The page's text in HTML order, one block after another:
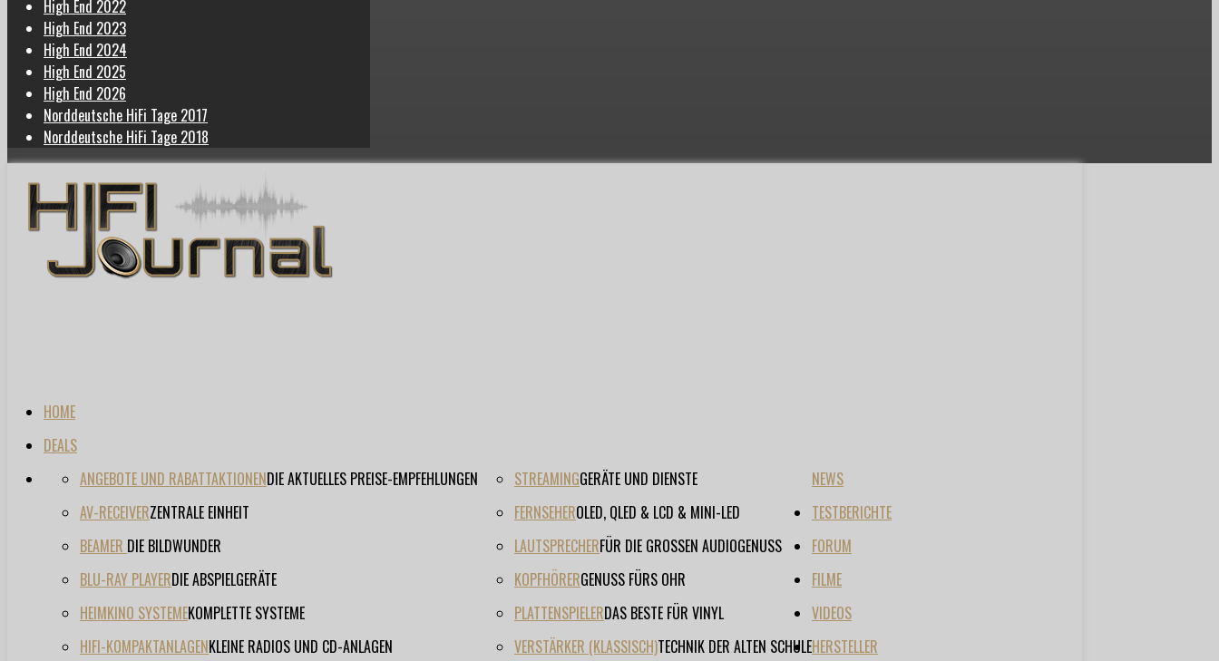
High End 2022
High End 2023
High End 2024
High End 2025
High End 2026
Norddeutsche HiFi Tage 2017
Norddeutsche HiFi Tage 2018
HOME
DEALS
NEWS
ANGEBOTE UND RABATTAKTIONENDIE AKTUELLES PREISE-EMPFEHLUNGEN
AV-RECEIVERZENTRALE EINHEIT
BEAMER DIE BILDWUNDER
BLU-RAY PLAYERDIE ABSPIELGERÄTE
HEIMKINO SYSTEMEKOMPLETTE SYSTEME
HIFI-KOMPAKTANLAGENKLEINE RADIOS UND CD-ANLAGEN
STREAMINGGERÄTE UND DIENSTE
FERNSEHEROLED, QLED & LCD & MINI-LED
LAUTSPRECHERFÜR DIE GROSSEN AUDIOGENUSS
KOPFHÖRERGENUSS FÜRS OHR
PLATTENSPIELERDAS BESTE FÜR VINYL
VERSTÄRKER (KLASSISCH)TECHNIK DER ALTEN SCHULE
TESTBERICHTE
FORUM
FILME
VIDEOS
HERSTELLER